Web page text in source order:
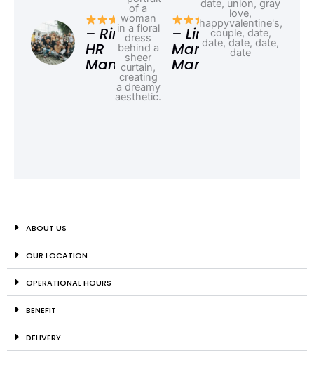
– Rina,
HR
Manager
– Linda,
Marketing
Manager
ABOUT US
OUR LOCATION
OPERATIONAL HOURS
BENEFIT
DELIVERY